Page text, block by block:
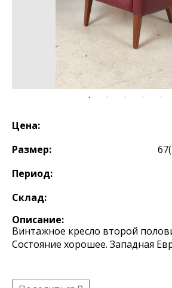
Цена:
Размер:
Период:
Склад:
Описание:
Винтажное кресло второй
Состояние хорошее. Западная